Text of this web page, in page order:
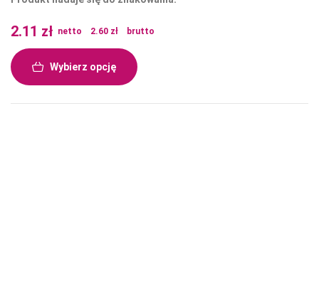
2.11 zł netto 2.60 zł brutto
Wybierz opcję